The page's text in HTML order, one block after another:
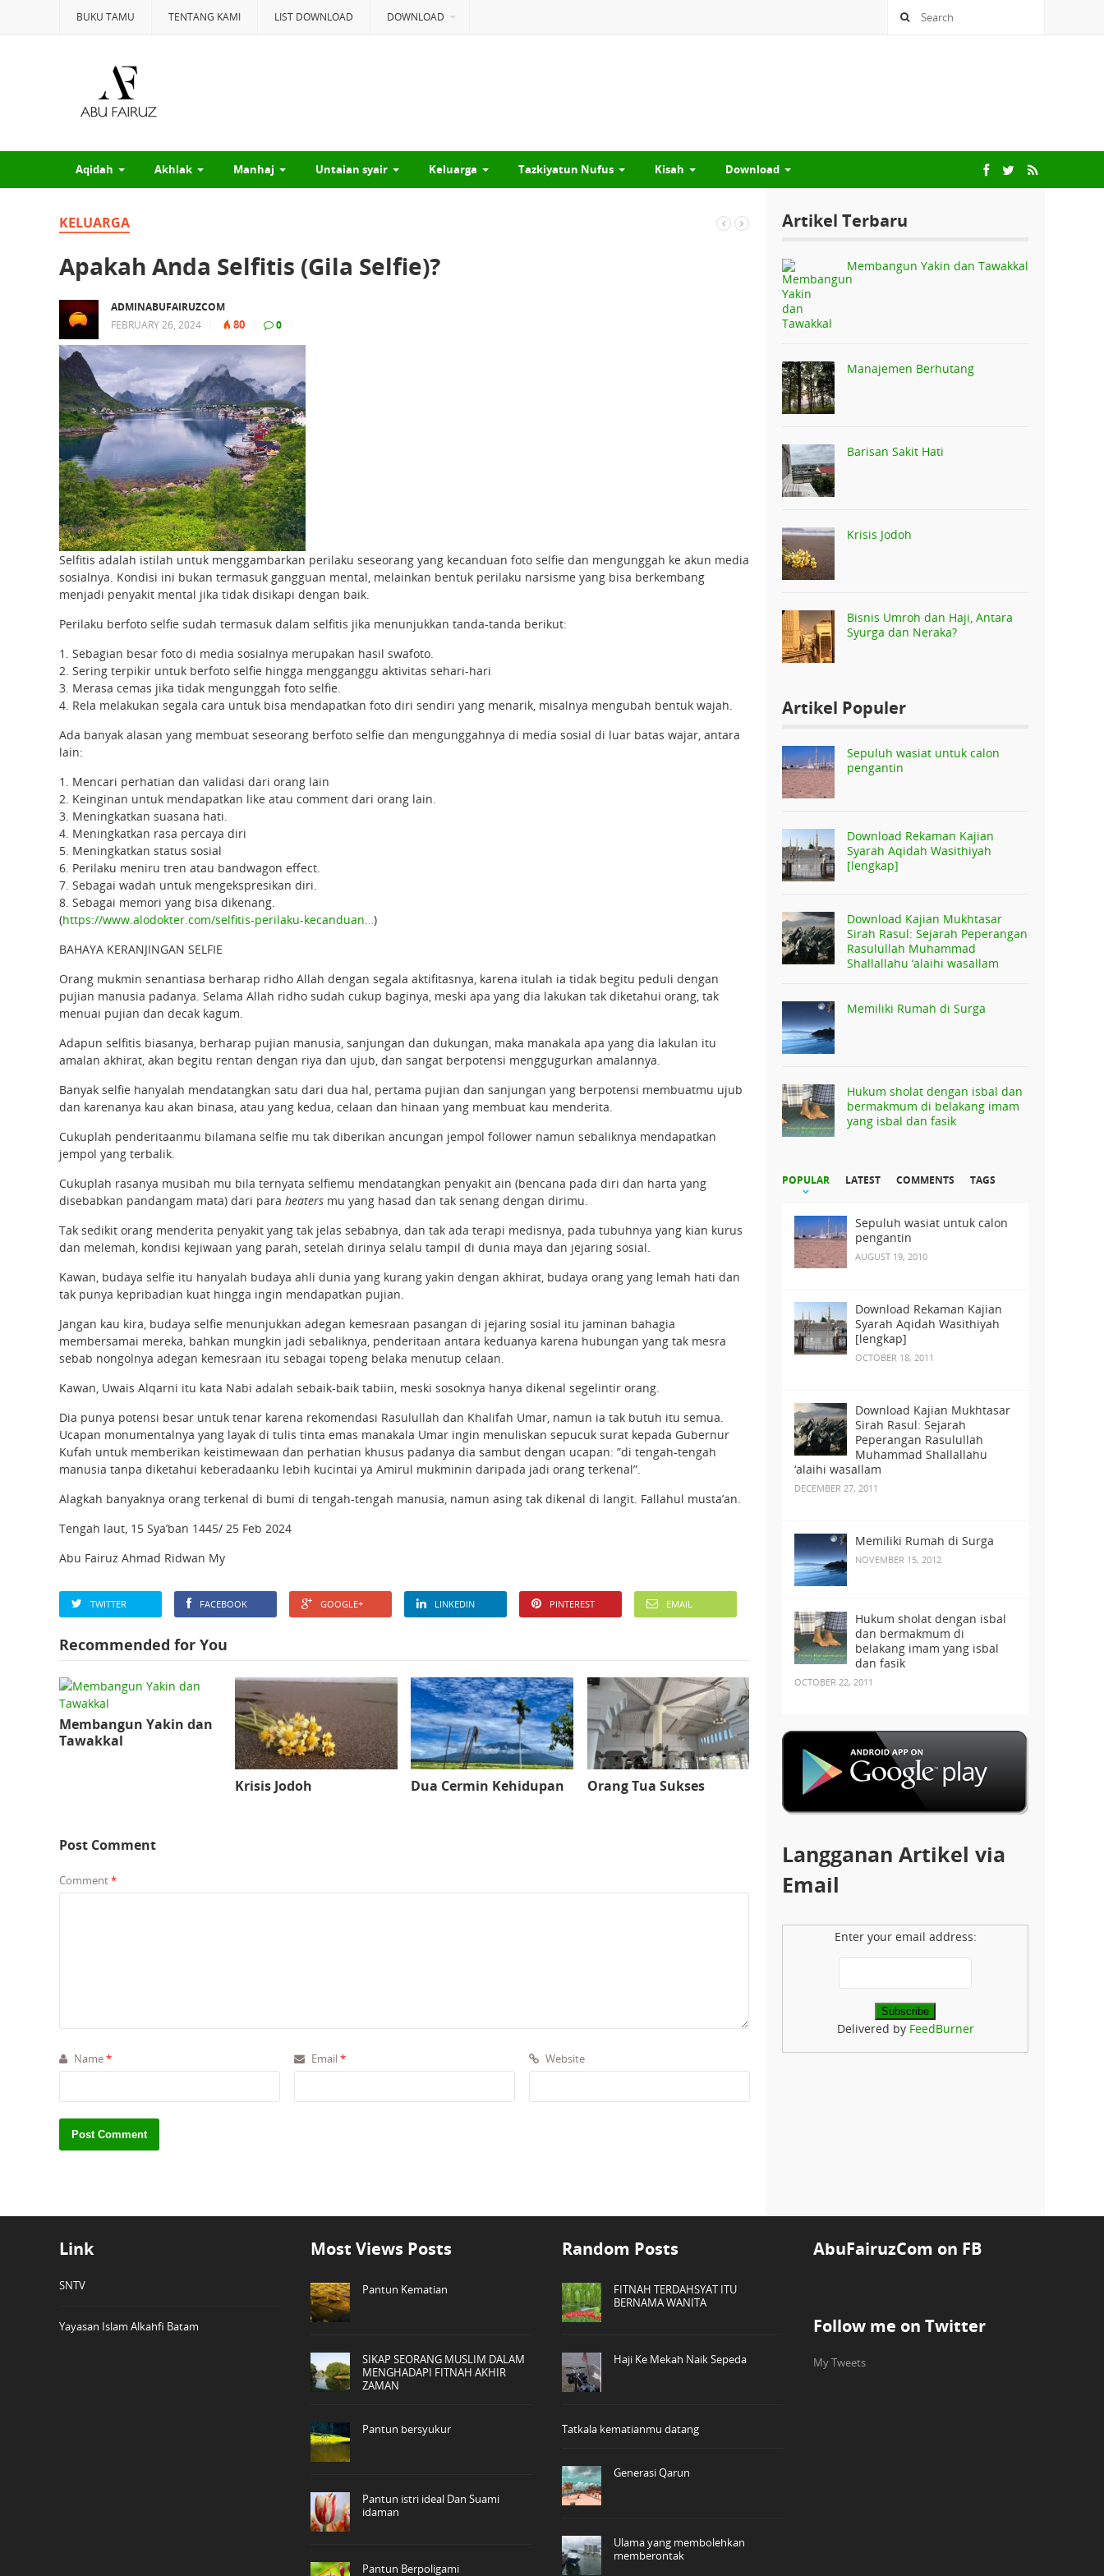
BUKU TAMU TENTANG KAMI LIST DOWNLOAD DOWNLOAD
Aqidah Akhlak Manhaj Untaian syair Keluarga Tazkiyatun Nufus Kisah Download
KELUARGA
Apakah Anda Selfitis (Gila Selfie)?
ADMINABUFAIRUZCOM
FEBRUARY 26, 2024
80 0
Selfitis adalah istilah untuk menggambarkan perilaku seseorang yang kecanduan foto selfie dan mengunggah ke akun media
sosialnya. Kondisi ini bukan termasuk gangguan mental, melainkan bentuk perilaku narsisme yang bisa berkembang
menjadi penyakit mental jika tidak disikapi dengan baik.
Perilaku berfoto selfie sudah termasuk dalam selfitis jika menunjukkan tanda-tanda berikut:
1. Sebagian besar foto di media sosialnya merupakan hasil swafoto.
2. Sering terpikir untuk berfoto selfie hingga mengganggu aktivitas sehari-hari
3. Merasa cemas jika tidak mengunggah foto selfie.
4. Rela melakukan segala cara untuk bisa mendapatkan foto diri sendiri yang menarik, misalnya mengubah bentuk wajah.
Ada banyak alasan yang membuat seseorang berfoto selfie dan mengunggahnya di media sosial di luar batas wajar, antara
lain:
1. Mencari perhatian dan validasi dari orang lain
2. Keinginan untuk mendapatkan like atau comment dari orang lain.
3. Meningkatkan suasana hati.
4. Meningkatkan rasa percaya diri
5. Meningkatkan status sosial
6. Perilaku meniru tren atau bandwagon effect.
7. Sebagai wadah untuk mengekspresikan diri.
8. Sebagai memori yang bisa dikenang.
(https://www.alodokter.com/selfitis-perilaku-kecanduan…)
BAHAYA KERANJINGAN SELFIE
Orang mukmin senantiasa berharap ridho Allah dengan segala aktifitasnya, karena itulah ia tidak begitu peduli dengan
pujian manusia padanya. Selama Allah ridho sudah cukup baginya, meski apa yang dia lakukan tak diketahui orang, tak
menuai pujian dan decak kagum.
Adapun selfitis biasanya, berharap pujian manusia, sanjungan dan dukungan, maka manakala apa yang dia lakulan itu
amalan akhirat, akan begitu rentan dengan riya dan ujub, dan sangat berpotensi menggugurkan amalannya.
Banyak selfie hanyalah mendatangkan satu dari dua hal, pertama pujian dan sanjungan yang berpotensi membuatmu ujub
dan karenanya kau akan binasa, atau yang kedua, celaan dan hinaan yang membuat kau menderita.
Cukuplah penderitaanmu bilamana selfie mu tak diberikan ancungan jempol follower namun sebaliknya mendapatkan
jempol yang terbalik.
Cukuplah rasanya musibah mu bila ternyata selfiemu mendatangkan penyakit ain (bencana pada diri dan harta yang
disebabkan pandangam mata) dari para heaters mu yang hasad dan tak senang dengan dirimu.
Tak sedikit orang menderita penyakit yang tak jelas sebabnya, dan tak ada terapi medisnya, pada tubuhnya yang kian kurus
dan melemah, kondisi kejiwaan yang parah, setelah dirinya selalu tampil di dunia maya dan jejaring sosial.
Kawan, budaya selfie itu hanyalah budaya ahli dunia yang kurang yakin dengan akhirat, budaya orang yang lemah hati dan
tak punya kepribadian kuat hingga ingin mendapatkan pujian.
Jangan kau kira, budaya selfie menunjukkan adegan kemesraan pasangan di jejaring sosial itu jaminan bahagia
membersamai mereka, bahkan mungkin jadi sebaliknya, penderitaan antara keduanya karena hubungan yang tak mesra
sebab nongolnya adegan kemesraan itu sebagai topeng belaka menutup celaan.
Kawan, Uwais Alqarni itu kata Nabi adalah sebaik-baik tabiin, meski sosoknya hanya dikenal segelintir orang.
Dia punya potensi besar untuk tenar karena rekomendasi Rasulullah dan Khalifah Umar, namun ia tak butuh itu semua.
Ucapan monumentalnya yang layak di tulis tinta emas manakala Umar ingin menuliskan sepucuk surat kepada Gubernur
Kufah untuk memberikan keistimewaan dan perhatian khusus padanya dia sambut dengan ucapan: ”di tengah-tengah
manusia tanpa diketahui keberadaanku lebih kucintai ya Amirul mukminin daripada jadi orang terkenal”.
Alagkah banyaknya orang terkenal di bumi di tengah-tengah manusia, namun asing tak dikenal di langit. Fallahul musta’an.
Tengah laut, 15 Sya’ban 1445/ 25 Feb 2024
Abu Fairuz Ahmad Ridwan My
TWITTER FACEBOOK GOOGLE+ LINKEDIN PINTEREST EMAIL
Recommended for You
Membangun Yakin dan
Tawakkal
Krisis Jodoh Dua Cermin Kehidupan Orang Tua Sukses
Post Comment
Comment*
Name* Email * Website
Artikel Terbaru
Membangun Yakin dan Tawakkal
Manajemen Berhutang
Barisan Sakit Hati
Krisis Jodoh
Bisnis Umroh dan Haji, Antara
Syurga dan Neraka?
Artikel Populer
Sepuluh wasiat untuk calon
pengantin
Download Rekaman Kajian
Syarah Aqidah Wasithiyah
[lengkap]
Download Kajian Mukhtasar
Sirah Rasul: Sejarah Peperangan
Rasulullah Muhammad
Shallallahu ‘alaihi wasallam
Memiliki Rumah di Surga
Hukum sholat dengan isbal dan
bermakmum di belakang imam
yang isbal dan fasik
POPULAR LATEST COMMENTS TAGS
Sepuluh wasiat untuk calon
pengantin
AUGUST 19, 2010
Download Rekaman Kajian
Syarah Aqidah Wasithiyah
[lengkap]
OCTOBER 18, 2011
Download Kajian Mukhtasar
Sirah Rasul: Sejarah
Peperangan Rasulullah
Muhammad Shallallahu
‘alaihi wasallam
DECEMBER 27, 2011
Memiliki Rumah di Surga
NOVEMBER 15, 2012
Hukum sholat dengan isbal
dan bermakmum di
belakang imam yang isbal
dan fasik
OCTOBER 22, 2011
Langganan Artikel via
Email
Enter your email address:
Delivered by FeedBurner
Link
SNTV
Yayasan Islam Alkahfi Batam
Most Views Posts
Pantun Kematian
SIKAP SEORANG MUSLIM DALAM
MENGHADAPI FITNAH AKHIR
ZAMAN
Pantun bersyukur
Pantun istri ideal Dan Suami
idaman
Pantun Berpoligami
Random Posts
FITNAH TERDAHSYAT ITU
BERNAMA WANITA
Haji Ke Mekah Naik Sepeda
Tatkala kematianmu datang
Generasi Qarun
Ulama yang membolehkan
memberontak
AbuFairuzCom on FB
Follow me on Twitter
My Tweets